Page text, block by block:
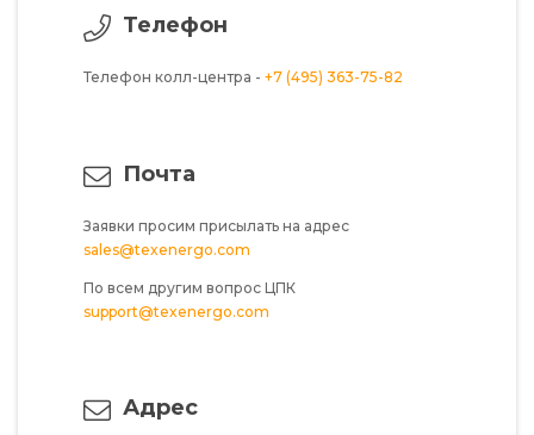
Телефон
Телефон колл-центра - +7 (495) 363-75-82
Почта
Заявки просим присылать на адрес
sales@texenergo.com
По всем другим вопрос ЦПК
support@texenergo.com
Адрес